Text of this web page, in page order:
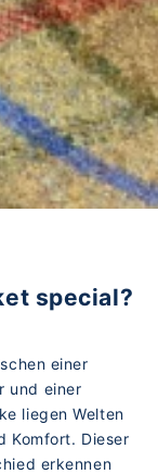
special?
einer
und einer
liegen Welten
Komfort. Dieser
erkennen